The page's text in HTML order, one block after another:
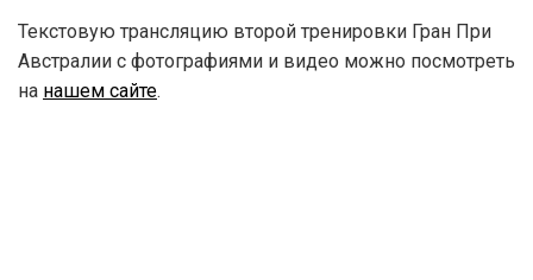
Текстовую трансляцию второй тренировки Гран При
Австралии с фотографиями и видео можно посмотреть
на нашем сайте.